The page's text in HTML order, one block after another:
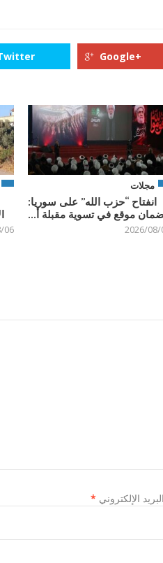
Google+
06
مجلات
انفتاح “حزب الله” على سوريا:
موقع في تسوية مقبلة أ...
2026/08/
البريد الإلكتروني *